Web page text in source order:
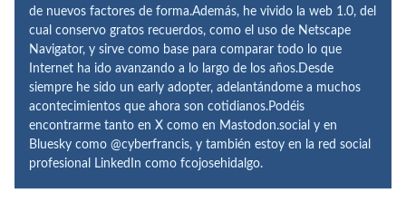
de nuevos factores de forma.Además, he vivido la web 1.0, del
cual conservo gratos recuerdos, como el uso de Netscape
Navigator, y sirve como base para comparar todo lo que
Internet ha ido avanzando a lo largo de los años.Desde
siempre he sido un early adopter, adelantándome a muchos
acontecimientos que ahora son cotidianos.Podéis
encontrarme tanto en X como en Mastodon.social y en
Bluesky como @cyberfrancis, y también estoy en la red social
profesional LinkedIn como fcojosehidalgo.